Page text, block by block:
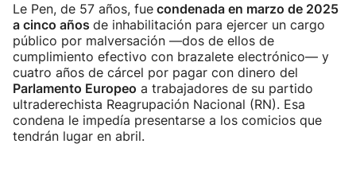
Le Pen, de 57 años, fue condenada en marzo de 2025
a cinco años de inhabilitación para ejercer un cargo
público por malversación —dos de ellos de
cumplimiento efectivo con brazalete electrónico— y
cuatro años de cárcel por pagar con dinero del
Parlamento Europeo a trabajadores de su partido
ultraderechista Reagrupación Nacional (RN). Esa
condena le impedía presentarse a los comicios que
tendrán lugar en abril.